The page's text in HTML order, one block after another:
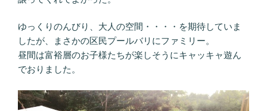
ゆっくりのんびり、大人の空間・・・・を期待していま
したが、まさかの区民プールバリにファミリー。
昼間は富裕層のお子様たちが楽しそうにキャッキャ遊ん
でおりました。